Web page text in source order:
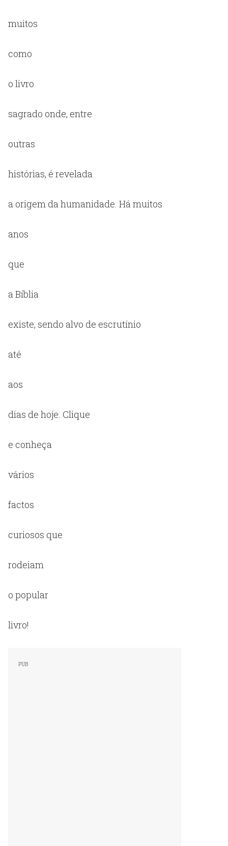
muitos
como
o livro
sagrado onde, entre
outras
histórias, é revelada
a origem da humanidade. Há muitos
anos
que
a Bíblia
existe, sendo alvo de escrutínio
até
aos
dias de hoje. Clique
e conheça
vários
factos
curiosos que
rodeiam
o popular
livro!